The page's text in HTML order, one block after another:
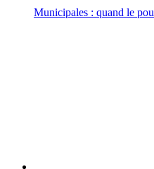
Municipales : quand le